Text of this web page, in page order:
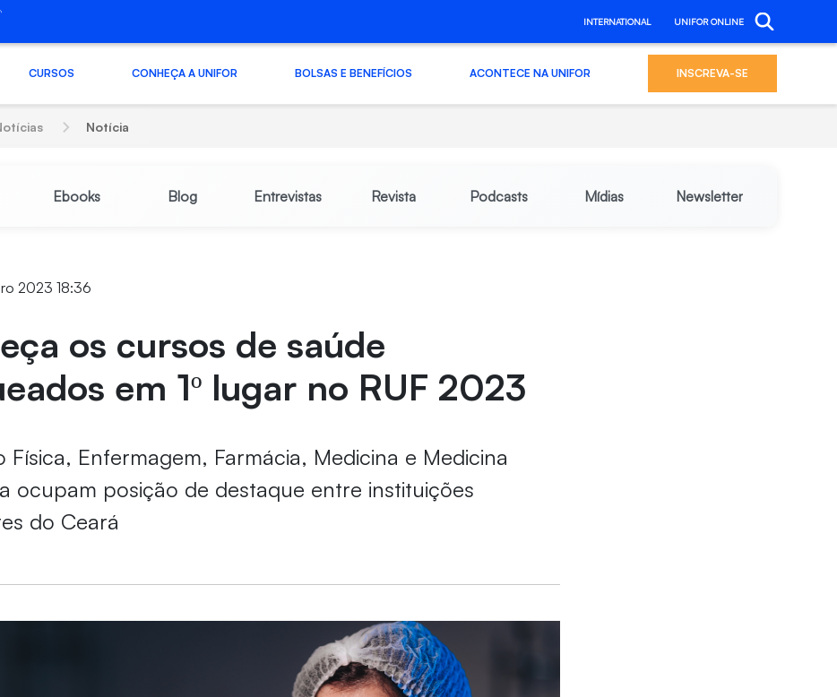
INTERNATIONAL UNIFOR ONLINE
CURSOS CONHEÇA A UNIFOR BOLSAS E BENEFÍCIOS ACONTECE NA UNIFOR INSCREVA-SE
Notícia
Ebooks Blog Entrevistas Revista Podcasts Mídias Newsletter
2023 18:36
os cursos de saúde
em 1º lugar no RUF 2023
Física, Enfermagem, Farmácia, Medicina e Medicina
ocupam posição de destaque entre instituições
do Ceará